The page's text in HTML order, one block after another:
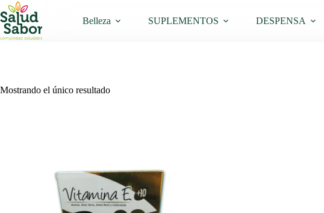
Saltar
al
contenido
Belleza SUPLEMENTOS DESPENSA
Mostrando el único resultado